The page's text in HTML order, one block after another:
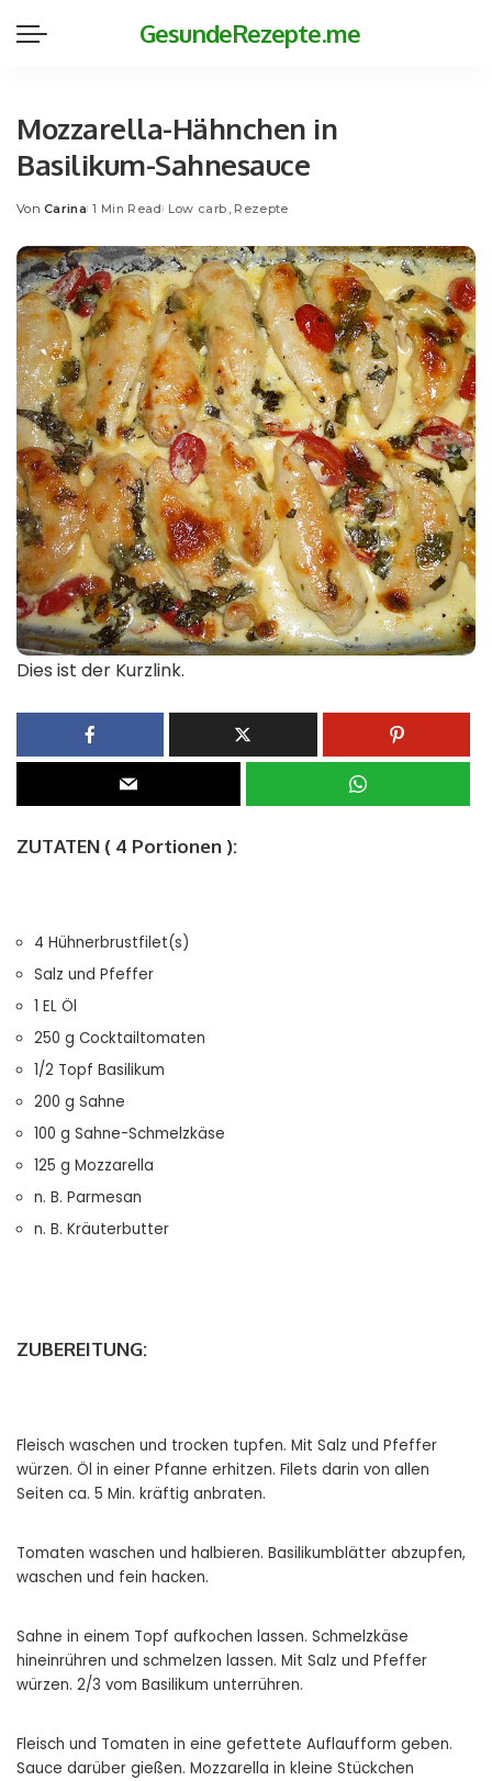
GesundeRezepte.me
Mozzarella-Hähnchen in
Basilikum-Sahnesauce
Posted
Von Carina 1 Min Read Low carb Rezepte
Dies ist der Kurzlink.
ZUTATEN ( 4 Portionen ):
4 Hühnerbrustfilet(s)
Salz und Pfeffer
1 EL Öl
250 g Cocktailtomaten
1/2 Topf Basilikum
200 g Sahne
100 g Sahne-Schmelzkäse
125 g Mozzarella
n. B. Parmesan
n. B. Kräuterbutter
ZUBEREITUNG:
Fleisch waschen und trocken tupfen. Mit Salz und Pfeffer
würzen. Öl in einer Pfanne erhitzen. Filets darin von allen
Seiten ca. 5 Min. kräftig anbraten.
Tomaten waschen und halbieren. Basilikumblätter abzupfen,
waschen und fein hacken.
Sahne in einem Topf aufkochen lassen. Schmelzkäse
hineinrühren und schmelzen lassen. Mit Salz und Pfeffer
würzen. 2/3 vom Basilikum unterrühren.
Fleisch und Tomaten in eine gefettete Auflaufform geben.
Sauce darüber gießen. Mozzarella in kleine Stückchen